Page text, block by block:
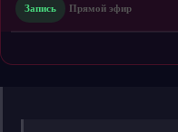
Запись Прямой эфир